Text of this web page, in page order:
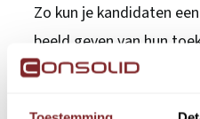
Zo kun je kandidaten
beeld geven van hun